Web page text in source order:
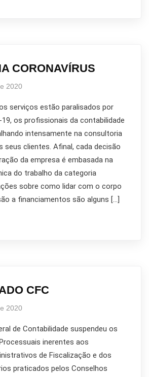
CORONAVÍRUS
2020
serviços estão paralisados por
os profissionais da contabilidade
intensamente na consultoria
seus clientes. Afinal, cada decisão
da empresa é embasada na
do trabalho da categoria
sobre como lidar com o corpo
a financiamentos são alguns […]
CFC
2020
de Contabilidade suspendeu os
inerentes aos
de Fiscalização e dos
praticados pelos Conselhos